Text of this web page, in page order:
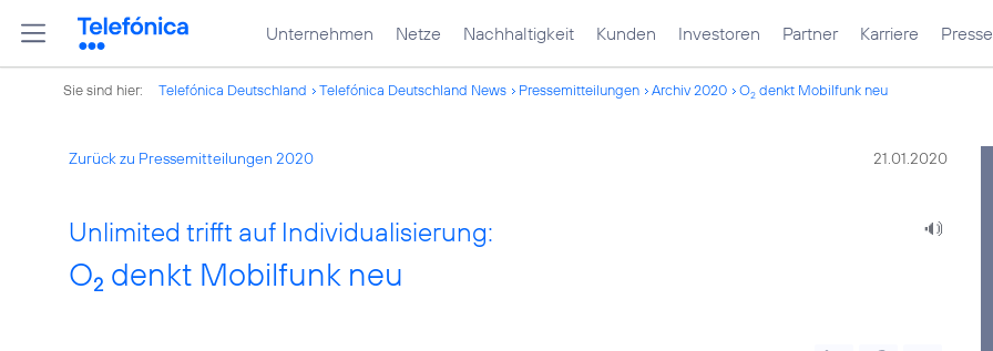
Unternehmen Netze Nachhaltigkeit Kunden Investoren Partner Karriere Presse
Sie sind hier: Telefónica Deutschland Telefónica Deutschland News Pressemitteilungen Archiv 2020 O2 denkt Mobilfunk neu
Zurück zu Pressemitteilungen 2020 21.01.2020
Unlimited trifft auf Individualisierung:
O2 denkt Mobilfunk neu